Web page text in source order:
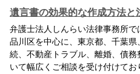
遺言書の効果的な作成方法と
弁護士法人しんらい法律事務所で
品川区を中心に、東京都、千葉
続、不動産トラブル、離婚、債
いて幅広くご相談を受け付けて